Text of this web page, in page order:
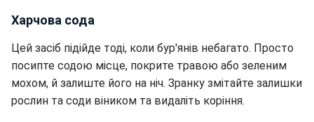
Харчова сода
Цей засіб підійде тоді, коли бур'янів небагато. Просто
посипте содою місце, покрите травою або зеленим
мохом, й залиште його на ніч. Зранку змітайте залишки
рослин та соди віником та видаліть коріння.